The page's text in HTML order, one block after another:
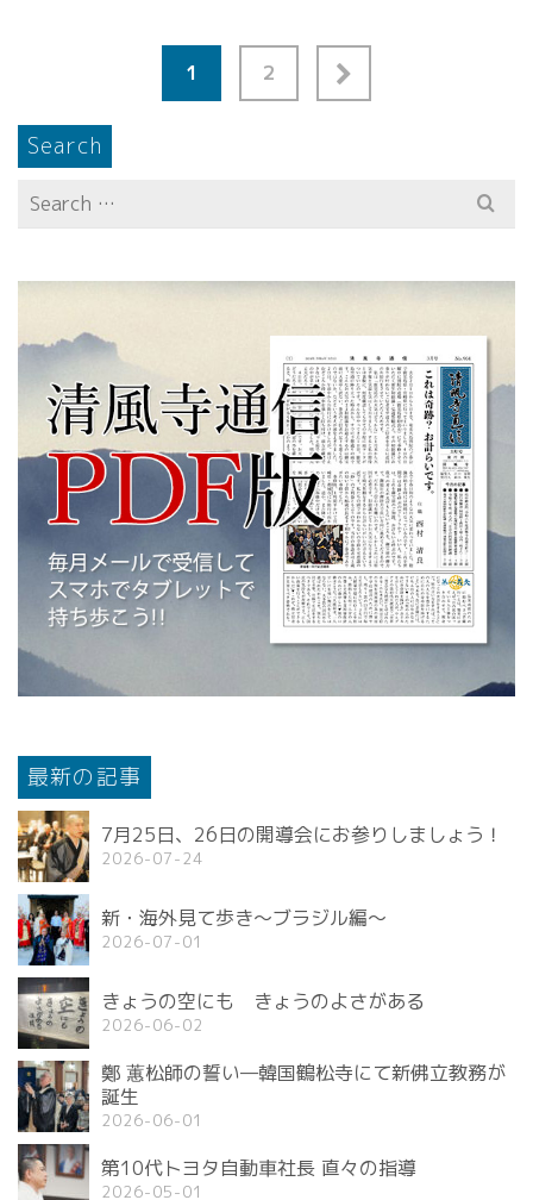
1 2
Search
Search
for:
最新の記事
7月25日、26日の開導会にお参りしましょう！
2026-07-24
新・海外見て歩き〜ブラジル編〜
2026-07-01
きょうの空にも きょうのよさがある
2026-06-02
鄭 蕙松師の誓い—韓国鶴松寺にて新佛立教務が
誕生
2026-06-01
第10代トヨタ自動車社長 直々の指導
2026-05-01